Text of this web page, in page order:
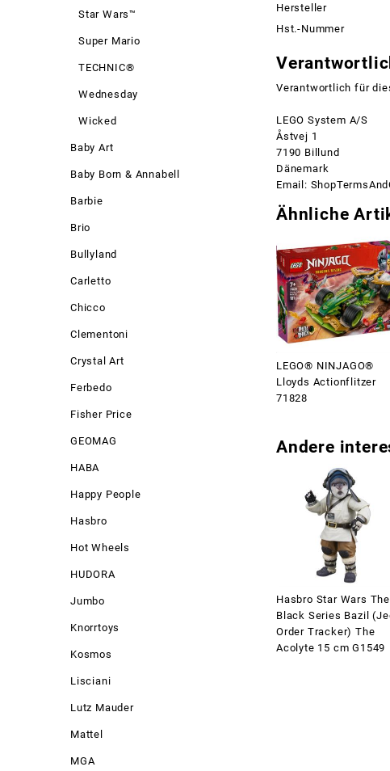
Star Wars™
Super Mario
TECHNIC®
Wednesday
Wicked
Baby Art
Baby Born & Annabell
Barbie
Brio
Bullyland
Carletto
Chicco
Clementoni
Crystal Art
Ferbedo
Fisher Price
GEOMAG
HABA
Happy People
Hasbro
Hot Wheels
HUDORA
Jumbo
Knorrtoys
Kosmos
Lisciani
Lutz Mauder
Mattel
MGA
Hersteller
Hst.-Nummer
Verantwortlich für
LEGO System A/S
Åstvej 1
7190 Billund
Dänemark
Email:
Ähnliche
LEGO® NINJAGO®
Lloyds Actionflitzer
71828
Andere
Hasbro Star Wars The
Black Series Bazil
Order Tracker) The
Acolyte 15 cm G1549